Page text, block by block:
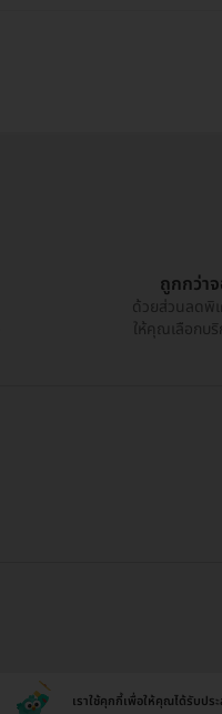
ถูกกว่า
ด้วยส่วนลดพิ
ให้คุณเลือกบริ
เราใช้คุกกี้เพื่อให้คุณได้รับป